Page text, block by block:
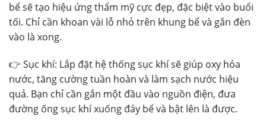
bể sẽ tạo hiệu ứng thẩm mỹ cực đẹp, đặc biệt vào buổi
tối. Chỉ cần khoan vài lỗ nhỏ trên khung bể và gắn đèn
vào là xong.
👉 Sục khí: Lắp đặt hệ thống sục khí sẽ giúp oxy hóa
nước, tăng cường tuần hoàn và làm sạch nước hiệu
quả. Bạn chỉ cần gắn một đầu vào nguồn điện, đưa
đường ống sục khí xuống đáy bể và bật lên là được.